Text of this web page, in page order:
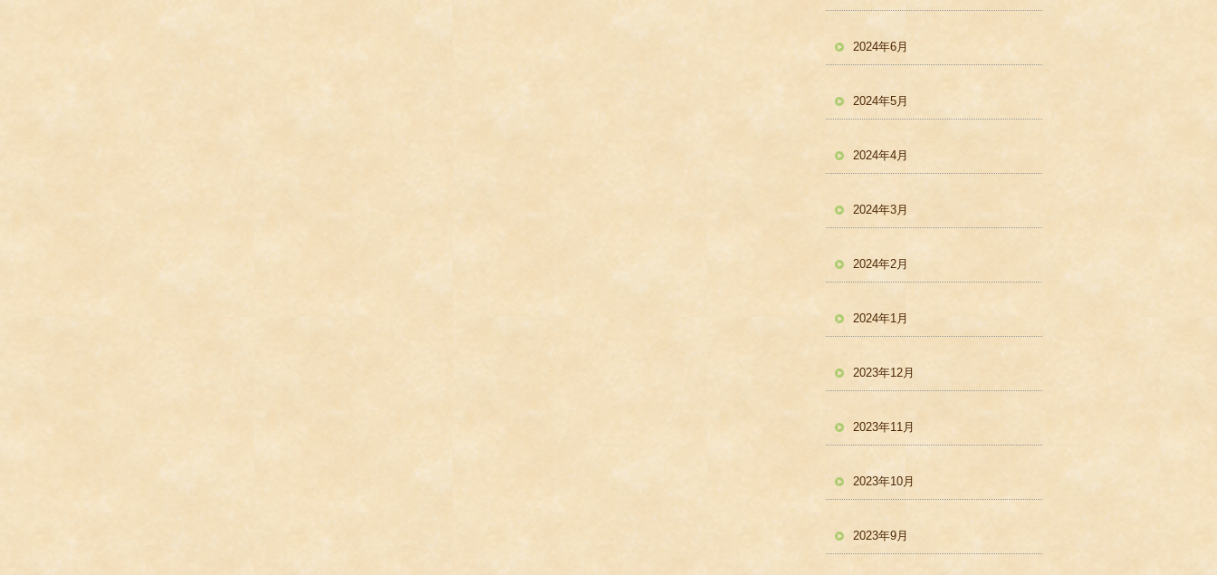
2024年6月
2024年5月
2024年4月
2024年3月
2024年2月
2024年1月
2023年12月
2023年11月
2023年10月
2023年9月